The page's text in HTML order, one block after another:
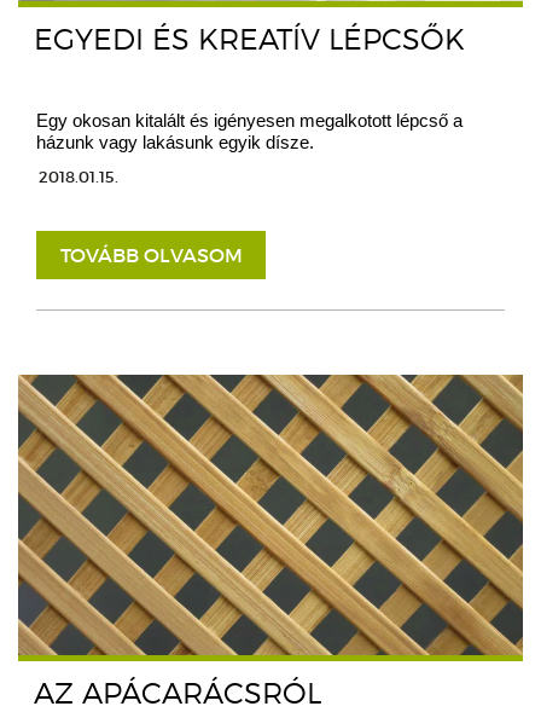
EGYEDI ÉS KREATÍV LÉPCSŐK
Egy okosan kitalált és igényesen megalkotott lépcső a
házunk vagy lakásunk egyik dísze.
2018.01.15.
TOVÁBB OLVASOM
AZ APÁCARÁCSRÓL